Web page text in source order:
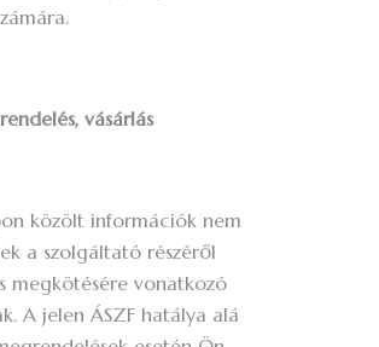
vásárlás
közölt információk nem
a szolgáltató részéről
megkötésére vonatkozó
A jelen ÁSZF hatálya alá